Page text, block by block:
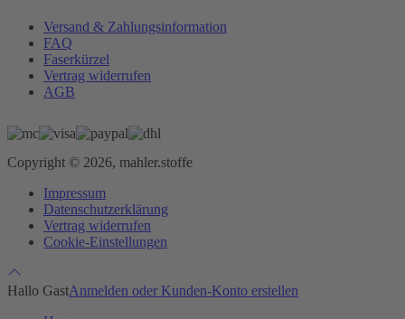
Versand & Zahlungsinformation
FAQ
Faserkürzel
Vertrag widerrufen
AGB
Copyright © 2026, mahler.stoffe
Impressum
Datenschutzerklärung
Vertrag widerrufen
Cookie-Einstellungen
Hallo GastAnmelden oder Kunden-Konto erstellen